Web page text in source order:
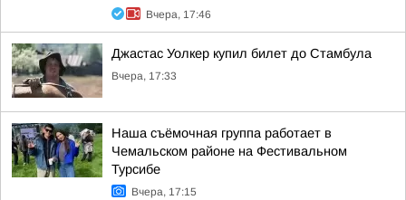
Вчера, 17:46
Джастас Уолкер купил билет до Стамбула
Вчера, 17:33
Наша съёмочная группа работает в
Чемальском районе на Фестивальном
Турсибе
Вчера, 17:15